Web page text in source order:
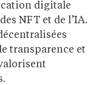
digitale
NFT et de l’IA.
transparence et